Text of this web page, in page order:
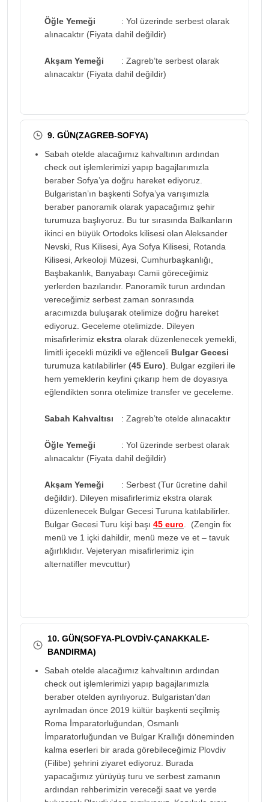
Öğle Yemeği
: Yol üzerinde serbest olarak
alınacaktır (Fiyata dahil değildir)
Akşam Yemeği
: Zagreb’te serbest olarak
alınacaktır (Fiyata dahil değildir)
9. GÜN(ZAGREB-SOFYA)
Sabah otelde alacağımız kahvaltının ardından
check out işlemlerimizi yapıp bagajlarımızla
beraber Sofya’ya doğru hareket ediyoruz.
Bulgaristan’ın başkenti Sofya’ya varışımızla
beraber panoramik olarak yapacağımız şehir
turumuza başlıyoruz. Bu tur sırasında Balkanların
ikinci en büyük Ortodoks kilisesi olan Aleksander
Nevski, Rus Kilisesi, Aya Sofya Kilisesi, Rotanda
Kilisesi, Arkeoloji Müzesi, Cumhurbaşkanlığı,
Başbakanlık, Banyabaşı Camii göreceğimiz
yerlerden bazılarıdır. Panoramik turun ardından
vereceğimiz serbest zaman sonrasında
aracımızda buluşarak otelimize doğru hareket
ediyoruz. Geceleme otelimizde. Dileyen
misafirlerimiz ekstra olarak düzenlenecek yemekli,
limitli içecekli müzikli ve eğlenceli Bulgar Gecesi
turumuza katılabilirler (45 Euro) . Bulgar ezgileri ile
hem yemeklerin keyfini çıkarıp hem de doyasıya
eğlendikten sonra otelimize transfer ve geceleme.
Sabah Kahvaltısı : Zagreb’te otelde alınacaktır
Öğle Yemeği
: Yol üzerinde serbest olarak
alınacaktır (Fiyata dahil değildir)
Akşam Yemeği
: Serbest (Tur ücretine dahil
değildir). Dileyen misafirlerimiz ekstra olarak
düzenlenecek Bulgar Gecesi Turuna katılabilirler.
Bulgar Gecesi Turu kişi başı 45 euro . (Zengin fix
menü ve 1 içki dahildir, menü meze ve et – tavuk
ağırlıklıdır. Vejeteryan misafirlerimiz için
alternatifler mevcuttur)
10. GÜN(SOFYA-PLOVDİV-ÇANAKKALE-
BANDIRMA)
Sabah otelde alacağımız kahvaltının ardından
check out işlemlerimizi yapıp bagajlarımızla
beraber otelden ayrılıyoruz. Bulgaristan’dan
ayrılmadan önce 2019 kültür başkenti seçilmiş
Roma İmparatorluğundan, Osmanlı
İmparatorluğundan ve Bulgar Krallığı döneminden
kalma eserleri bir arada görebileceğimiz Plovdiv
(Filibe) şehrini ziyaret ediyoruz. Burada
yapacağımız yürüyüş turu ve serbest zamanın
ardından rehberimizin vereceği saat ve yerde